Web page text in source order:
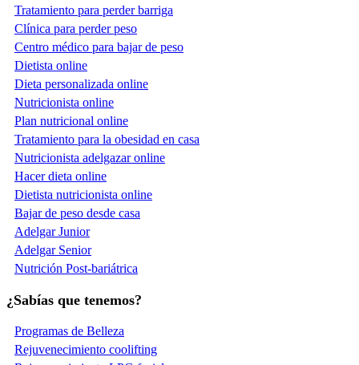
Tratamiento para perder barriga
Clínica para perder peso
Centro médico para bajar de peso
Dietista online
Dieta personalizada online
Nutricionista online
Plan nutricional online
Tratamiento para la obesidad en casa
Nutricionista adelgazar online
Hacer dieta online
Dietista nutricionista online
Bajar de peso desde casa
Adelgar Junior
Adelgar Senior
Nutrición Post-bariátrica
¿Sabías que tenemos?
Programas de Belleza
Rejuvenecimiento coolifting